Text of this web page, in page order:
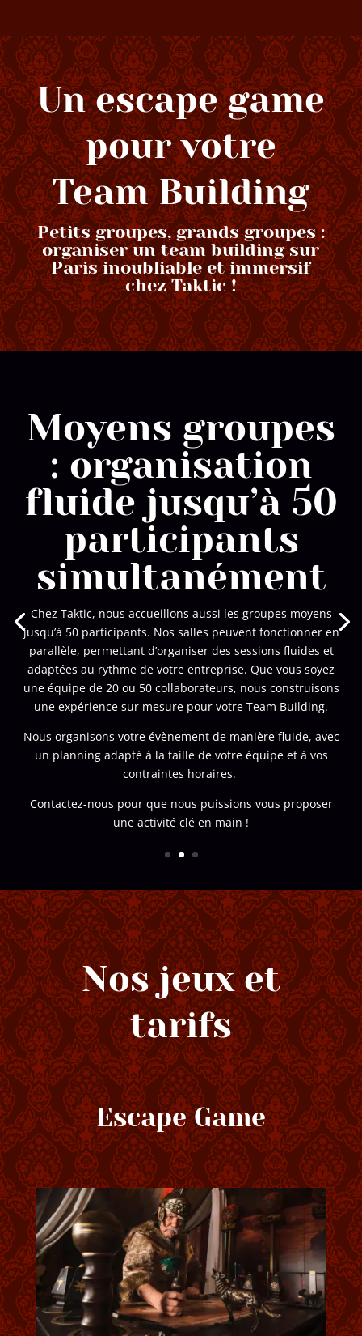
Un escape game
pour votre
Team Building
Petits groupes, grands groupes :
organiser un team building sur
Paris inoubliable et immersif
chez Taktic !
Moyens groupes
: organisation
fluide jusqu’à 50
participants
simultanément
Chez Taktic, nous accueillons aussi les groupes moyens
jusqu’à 50 participants. Nos salles peuvent fonctionner en
parallèle, permettant d’organiser des sessions fluides et
adaptées au rythme de votre entreprise. Que vous soyez
une équipe de 20 ou 50 collaborateurs, nous construisons
une expérience sur mesure pour votre Team Building.
Nous organisons votre évènement de manière fluide, avec
un planning adapté à la taille de votre équipe et à vos
contraintes horaires.
Contactez-nous pour que nous puissions vous proposer
une activité clé en main !
Nos jeux et
tarifs
Escape Game